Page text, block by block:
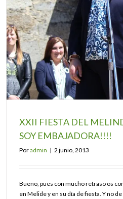
XXII FIESTA DEL
SOY EMBAJADORA!!!!
Poradmin | 2 junio, 2013
Bueno, pues con mucho retraso os
en Melide y en su día de fiesta. Y no